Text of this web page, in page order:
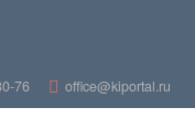
76 office@kiportal.ru